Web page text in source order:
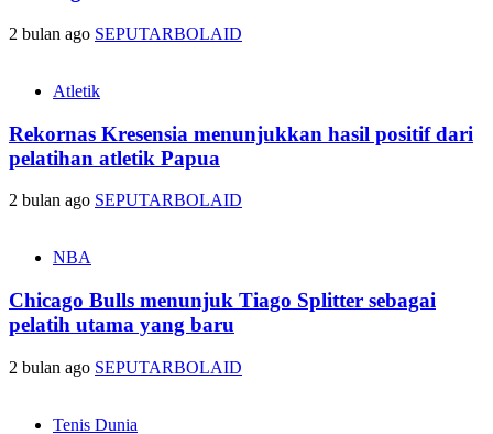
2 bulan ago SEPUTARBOLAID
Atletik
Rekornas Kresensia menunjukkan hasil positif dari
pelatihan atletik Papua
2 bulan ago SEPUTARBOLAID
NBA
Chicago Bulls menunjuk Tiago Splitter sebagai
pelatih utama yang baru
2 bulan ago SEPUTARBOLAID
Tenis Dunia